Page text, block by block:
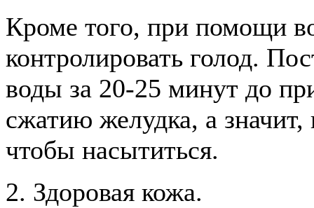
Кроме того, при помощи
контролировать голод.
воды за 20-25 минут до
сжатию желудка, а
чтобы насытиться.
2. Здоровая кожа.